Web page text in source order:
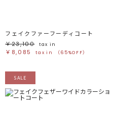
フェイクファーフーディコート
￥23,100
tax in
￥8,085 tax in （65%OFF）
SALE